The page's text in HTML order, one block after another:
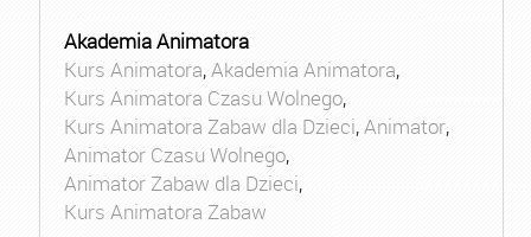
Akademia Animatora
Kurs Animatora,Akademia Animatora,
Kurs Animatora Czasu Wolnego,
Kurs Animatora Zabaw dla Dzieci,Animator,
Animator Czasu Wolnego,
Animator Zabaw dla Dzieci,
Kurs Animatora Zabaw